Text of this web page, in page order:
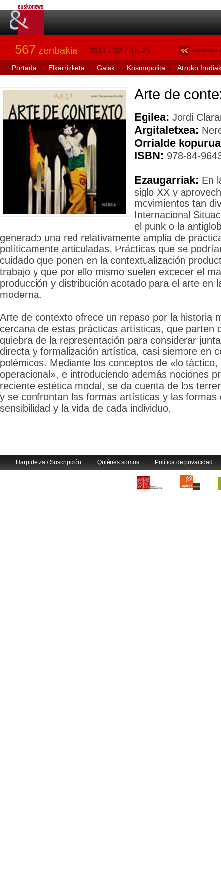
567 zenbakia 2011 / 02 / 18-25 AURREKO
Portada Elkarrizketa Gaiak Kosmopolita Atzoko Irudiak
Arte de
Egilea: Jordi
Argitaletxea:
Orrialde
ISBN: 978-84-
Ezaugarriak: En
siglo XX y
movimientos tan
Internacional
el punk o la
generado una red relativamente amplia de
políticamente articuladas. Prácticas que se
cuidado que ponen en la contextualización
trabajo y que por ello mismo suelen exceder el
producción y distribución acotado para el arte en
moderna.
Arte de contexto ofrece un repaso por la historia
cercana de estas prácticas artísticas, que parten
quiebra de la representación para considerar
directa y formalización artística, casi siempre en
polémicos. Mediante los conceptos de «lo
operacional», e introduciendo además nociones
reciente estética modal, se da cuenta de los
y se confrontan las formas artísticas y las formas
sensibilidad y la vida de cada individuo.
Harpidetza / Suscripción Quiénes somos Política de privacidad